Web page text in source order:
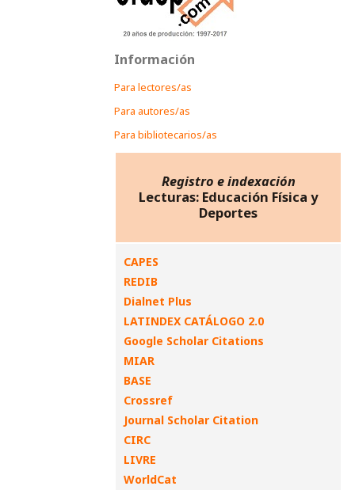
Información
Para lectores/as
Para autores/as
Para bibliotecarios/as
Registro e indexación
Lecturas: Educación Física y
Deportes
CAPES
REDIB
Dialnet Plus
LATINDEX CATÁLOGO 2.0
Google Scholar Citations
MIAR
BASE
Crossref
Journal Scholar Citation
CIRC
LIVRE
WorldCat